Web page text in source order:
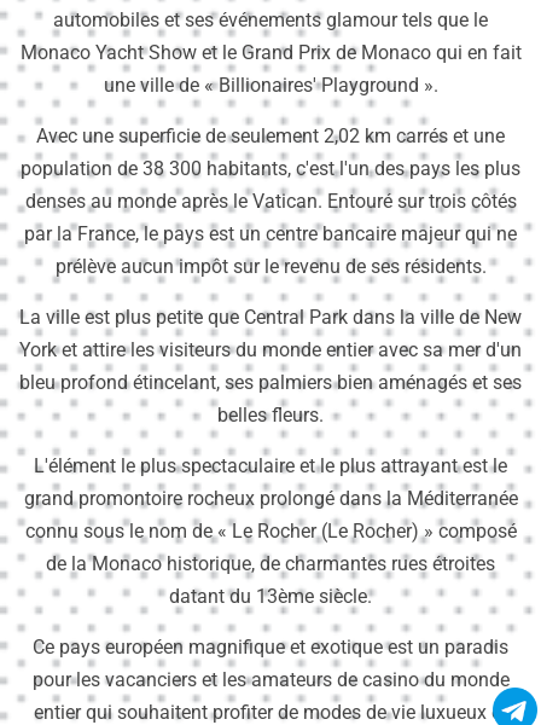
automobiles et ses événements glamour tels que le
Monaco Yacht Show et le Grand Prix de Monaco qui en fait
une ville de « Billionaires' Playground ».
Avec une superficie de seulement 2,02 km carrés et une
population de 38 300 habitants, c'est l'un des pays les plus
denses au monde après le Vatican. Entouré sur trois côtés
par la France, le pays est un centre bancaire majeur qui ne
prélève aucun impôt sur le revenu de ses résidents.
La ville est plus petite que Central Park dans la ville de New
York et attire les visiteurs du monde entier avec sa mer d'un
bleu profond étincelant, ses palmiers bien aménagés et ses
belles fleurs.
L'élément le plus spectaculaire et le plus attrayant est le
grand promontoire rocheux prolongé dans la Méditerranée
connu sous le nom de « Le Rocher (Le Rocher) » composé
de la Monaco historique, de charmantes rues étroites
datant du 13ème siècle.
Ce pays européen magnifique et exotique est un paradis
pour les vacanciers et les amateurs de casino du monde
entier qui souhaitent profiter de modes de vie luxueux et